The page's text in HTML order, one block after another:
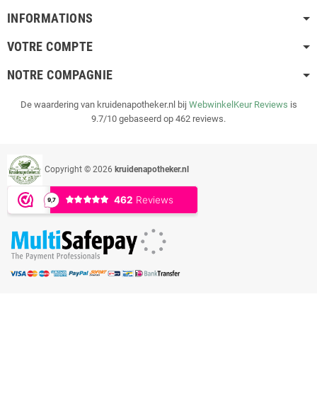
INFORMATIONS
VOTRE COMPTE
NOTRE COMPAGNIE
De waardering van kruidenapotheker.nl bij WebwinkelKeur Reviews is
9.7/10 gebaseerd op 462 reviews.
Copyright © 2026 kruidenapotheker.nl